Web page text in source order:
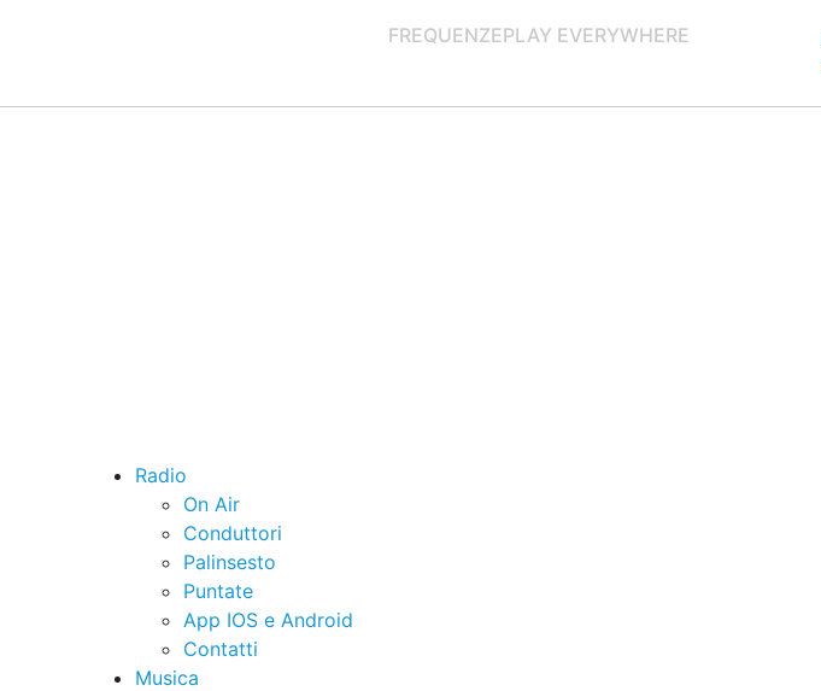
FREQUENZEPLAY EVERYWHERE
Radio
On Air
Conduttori
Palinsesto
Puntate
App IOS e Android
Contatti
Musica